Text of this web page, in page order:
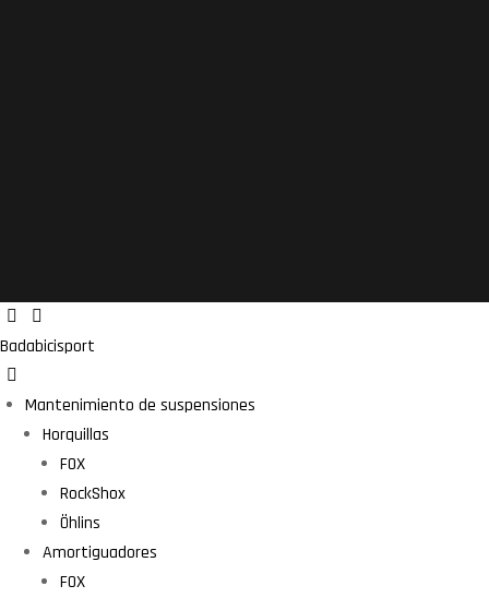
Badabicisport
Mantenimiento de suspensiones
Horquillas
FOX
RockShox
Öhlins
Amortiguadores
FOX